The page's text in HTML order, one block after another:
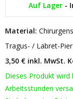
Auf Lager-
Material:
Tragus- / Labret-
3,50 € inkl. MwSt.
Dieses Produkt wird
Arbeitsstunden